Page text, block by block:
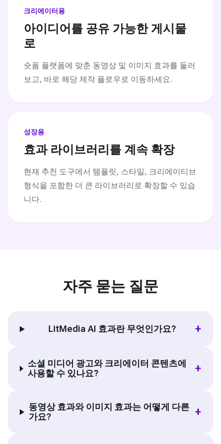
크리에이터용
아이디어를 공유 가능한 게시물
로
숏폼 플랫폼에 맞춘 동영상 및 이미지 효과를 둘러
보고, 바로 해당 제작 플로우로 이동하세요.
성장용
효과 라이브러리를 계속 확장
현재 추천 도구에서 템플릿, 스타일, 크리에이티브
형식을 포함한 더 큰 라이브러리로 확장할 수 있습
니다.
자주 묻는 질문
LitMedia AI 효과란 무엇인가요? +
소셜 미디어 광고와 크리에이터 콘텐츠에
사용할 수 있나요?
+
동영상 효과와 이미지 효과는 어떻게 다른
가요?
+